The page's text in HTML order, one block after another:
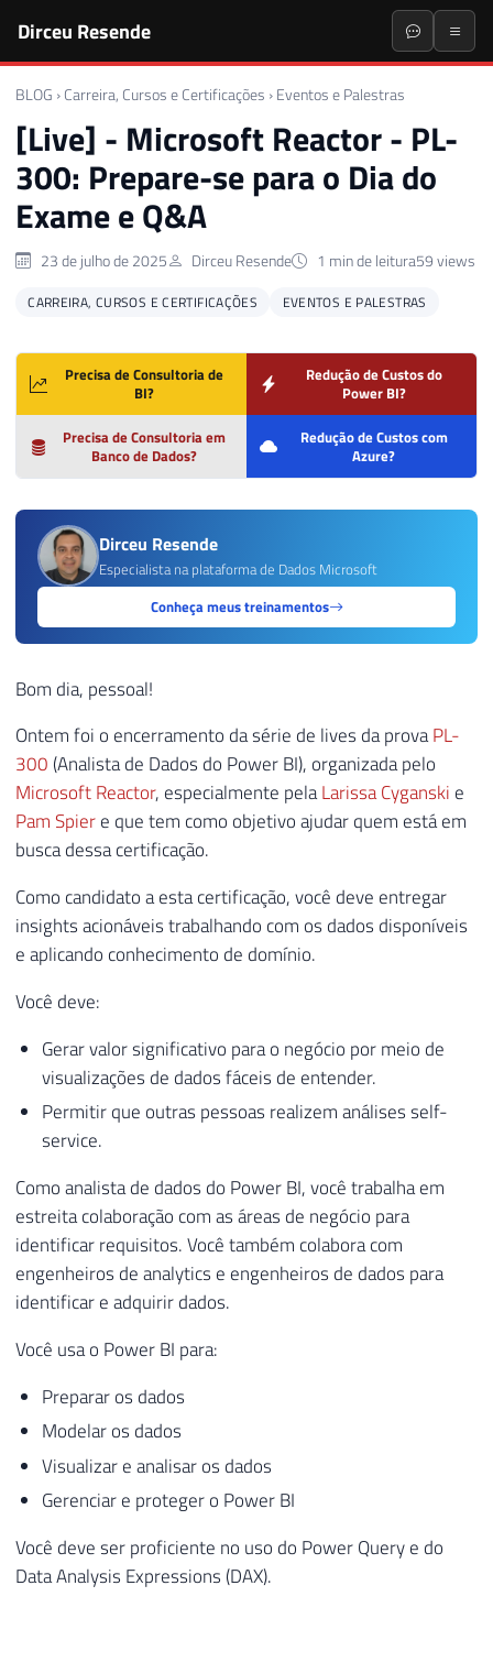
Dirceu Resende
BLOG › Carreira, Cursos e Certificações › Eventos e Palestras
[Live] - Microsoft Reactor - PL-
300: Prepare-se para o Dia do
Exame e Q&A
23 de julho de 2025 Dirceu Resende 1 min de leitura59 views
CARREIRA, CURSOS E CERTIFICAÇÕES EVENTOS E PALESTRAS
Precisa de Consultoria de
BI?
Redução de Custos do
Power BI?
Precisa de Consultoria em
Banco de Dados?
Redução de Custos com
Azure?
Dirceu Resende
Especialista na plataforma de Dados Microsoft
Conheça meus treinamentos
Bom dia, pessoal!
Ontem foi o encerramento da série de lives da provaPL-
300 (Analista de Dados do Power BI), organizada pelo
Microsoft Reactor, especialmente pelaLarissa Cyganski e
Pam Spiere que tem como objetivo ajudar quem está em
busca dessa certificação.
Como candidato a esta certificação, você deve entregar
insights acionáveis trabalhando com os dados disponíveis
e aplicando conhecimento de domínio.
Você deve:
Gerar valor significativo para o negócio por meio de
visualizações de dados fáceis de entender.
Permitir que outras pessoas realizem análises self-
service.
Como analista de dados do Power BI, você trabalha em
estreita colaboração com as áreas de negócio para
identificar requisitos. Você também colabora com
engenheiros de analytics e engenheiros de dados para
identificar e adquirir dados.
Você usa o Power BI para:
Preparar os dados
Modelar os dados
Visualizar e analisar os dados
Gerenciar e proteger o Power BI
Você deve ser proficiente no uso do Power Query e do
Data Analysis Expressions (DAX).